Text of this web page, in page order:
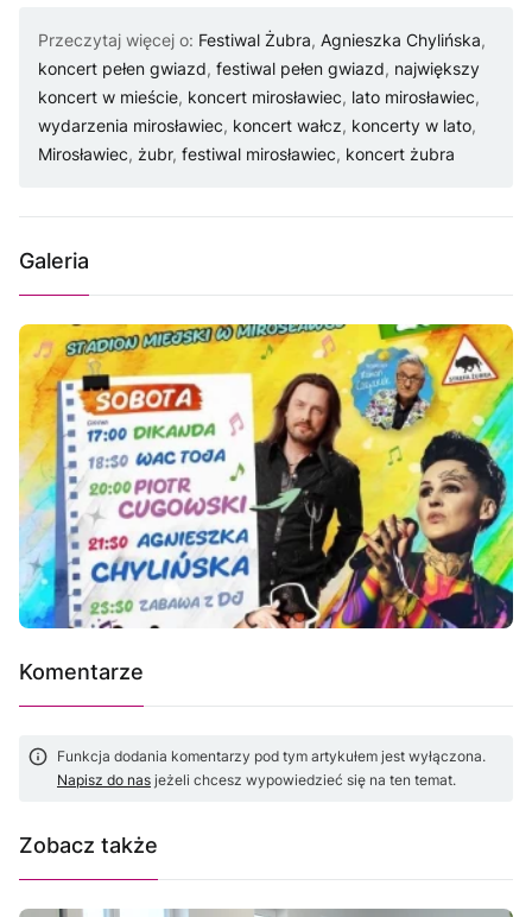
Przeczytaj więcej o: Festiwal Żubra, Agnieszka Chylińska,
koncert pełen gwiazd, festiwal pełen gwiazd, największy
koncert w mieście, koncert mirosławiec, lato mirosławiec,
wydarzenia mirosławiec, koncert wałcz, koncerty w lato,
Mirosławiec, żubr, festiwal mirosławiec, koncert żubra
Galeria
Komentarze
Funkcja dodania komentarzy pod tym artykułem jest wyłączona.
Napisz do nas jeżeli chcesz wypowiedzieć się na ten temat.
Zobacz także